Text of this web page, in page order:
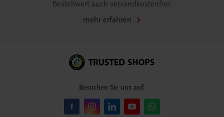
Bestellwert auch versandkostenfrei.
mehr erfahren
Besuchen Sie uns auf: